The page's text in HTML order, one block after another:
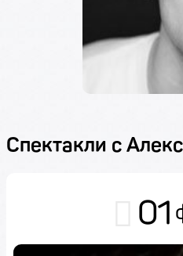
Спектакли с
01